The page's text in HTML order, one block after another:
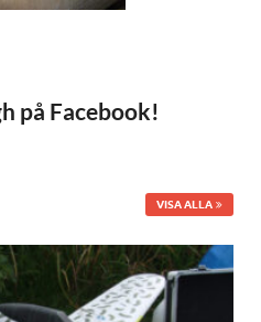
på Facebook!
VISA ALLA